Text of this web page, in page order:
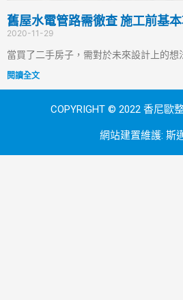
舊屋水電管路需徹查 施工前基
2020-11-29
當買了二手房子，需對於未來設計上的
閱讀全文
COPYRIGHT © 2022 香尼歐
網站建置維護: 斯